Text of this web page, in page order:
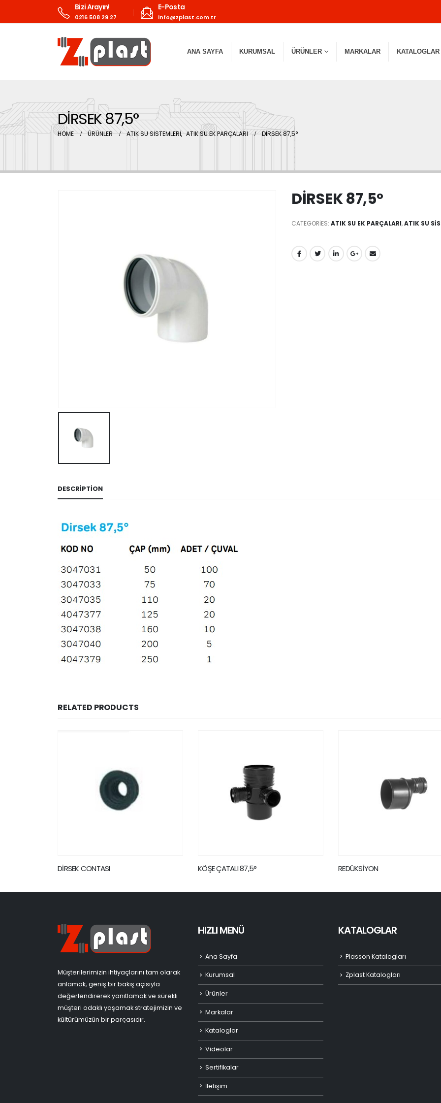
Bizi Arayın!
0216 508 29 27
E-Posta
info@zplast.com.tr
ANA SAYFA KURUMSAL ÜRÜNLER MARKALAR KATALOGLAR
DİRSEK 87,5°
HOME ÜRÜNLER ATIK SU SİSTEMLERİ, ATIK SU EK PARÇALARI DİRSEK 87,5°
DİRSEK 87,5°
CATEGORIES: ATIK SU EK PARÇALARI,ATIK SU
DESCRIPTION
RELATED PRODUCTS
KÖŞE ÇATALI 87,5° REDÜKSİYON PİSSU BORU CONTASI
Müşterilerimizin ihtiyaçlarını tam olarak
anlamak, geniş bir bakış açısıyla
değerlendirerek yanıtlamak ve sürekli
müşteri odaklı yaşamak stratejimizin ve
kültürümüzün bir parçasıdır.
HIZLI MENÜ
Ana Sayfa
Kurumsal
Ürünler
Markalar
Kataloglar
Videolar
Sertifikalar
İletişim
KATALOGLAR
Plasson Katalogları
Zplast Katalogları